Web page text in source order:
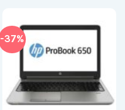
-37%